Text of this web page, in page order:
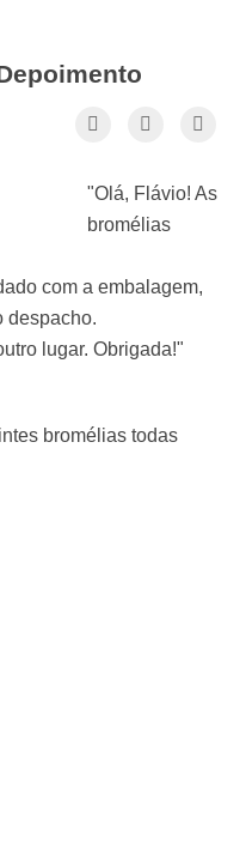
"Olá, Flávio! As
bromélias
com a embalagem,
despacho.
lugar. Obrigada!"
bromélias todas